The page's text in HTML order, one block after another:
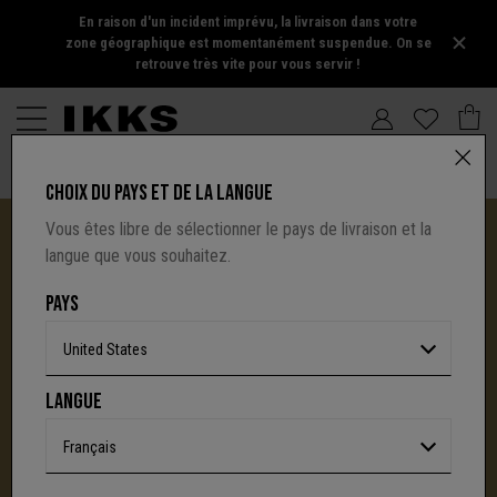
En raison d'un incident imprévu, la livraison dans votre
zone géographique est momentanément suspendue. On se
retrouve très vite pour vous servir !
UNE NOUVELLE PAGE S'ÉCRIT AVEC IKKS
C'est la fin d'une aventure : le site I.Code ferme
définitivement.Mais l'audace, la créativité
CHOIX DU PAYS ET DE LA LANGUE
Vous êtes libre de sélectionner le pays de livraison et la
langue que vous souhaitez.
PAYS
United States
LANGUE
Français